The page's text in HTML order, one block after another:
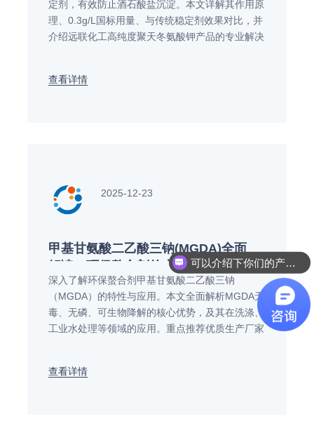
定剂，有效防止酒石酸盐沉淀。本文详解其作用原
理、0.3g/L国标用量、与传统稳定剂效果对比，并
介绍远联化工高纯度聚天冬氨酸钾产品的专业解决
查看详情
2025-12-23
甲基甘氨酸二乙酸三钠(MGDA)全面
解读：环保螯合剂的未来之选与优
质厂家推荐
深入了解环保螯合剂甲基甘氨酸二乙酸三钠
（MGDA）的特性与应用。本文全面解析MGDA无
毒、无磷、可生物降解的核心优势，及其在洗涤、
工业水处理等领域的应用。重点推荐优质生产厂家
MGDA供应商选择
查看详情
可以介绍下你们的产品么